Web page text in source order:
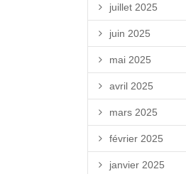
juillet 2025
juin 2025
mai 2025
avril 2025
mars 2025
février 2025
janvier 2025